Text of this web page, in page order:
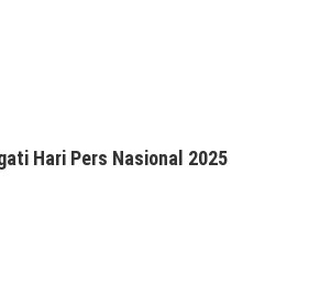
Hari Pers Nasional 2025